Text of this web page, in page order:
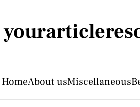
HomeAbout usMiscellaneous